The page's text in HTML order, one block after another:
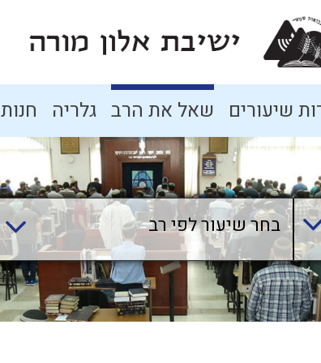
שיעורים שאל את הרב גלריה חנות
בחר שיעור לפי רב